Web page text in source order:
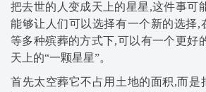
把去世的人变成天上的星星,这件事可
能够让人们可以选择有一个新的选择,
等多种殡葬的方式下,可以有一个更好
天上的“一颗星星”。
首先太空葬它不占用土地的面积,而是